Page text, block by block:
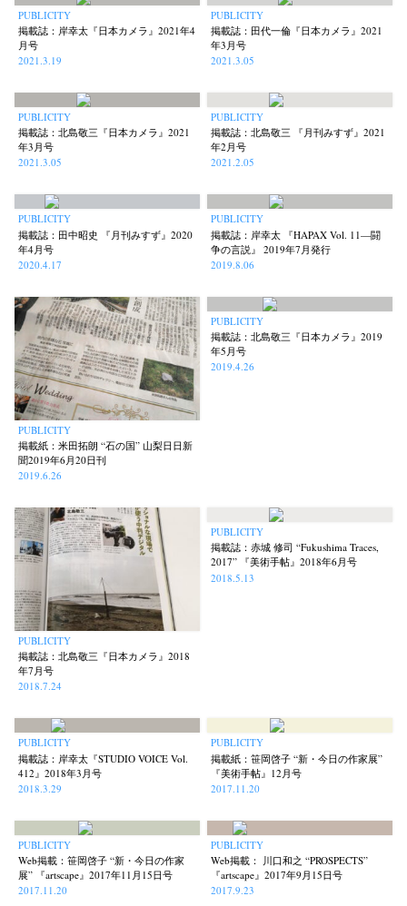
PUBLICITY
掲載誌：岸幸太『日本カメラ』2021年4
月号
2021.3.19
PUBLICITY
掲載誌：田代一倫『日本カメラ』2021
年3月号
2021.3.05
PUBLICITY
掲載誌：北島敬三『日本カメラ』2021
年3月号
2021.3.05
PUBLICITY
掲載誌：北島敬三 『月刊みすず』2021
年2月号
2021.2.05
PUBLICITY
掲載誌：田中昭史 『月刊みすず』2020
年4月号
2020.4.17
PUBLICITY
掲載誌：岸幸太 『HAPAX Vol. 11—闘
争の言説』 2019年7月発行
2019.8.06
PUBLICITY
掲載紙：米田拓朗 “石の国” 山梨日日新
聞2019年6月20日刊
2019.6.26
PUBLICITY
掲載誌：北島敬三『日本カメラ』2019
年5月号
2019.4.26
PUBLICITY
掲載誌：北島敬三『日本カメラ』2018
年7月号
2018.7.24
PUBLICITY
掲載誌：赤城 修司 “Fukushima Traces,
2017” 『美術手帖』2018年6月号
2018.5.13
PUBLICITY
掲載誌：岸幸太『STUDIO VOICE Vol.
412』2018年3月号
2018.3.29
PUBLICITY
掲載紙：笹岡啓子 “新・今日の作家展”
『美術手帖』12月号
2017.11.20
PUBLICITY
Web掲載：笹岡啓子 “新・今日の作家
展” 『artscape』2017年11月15日号
2017.11.20
PUBLICITY
Web掲載： 川口和之 “PROSPECTS”
『artscape』2017年9月15日号
2017.9.23